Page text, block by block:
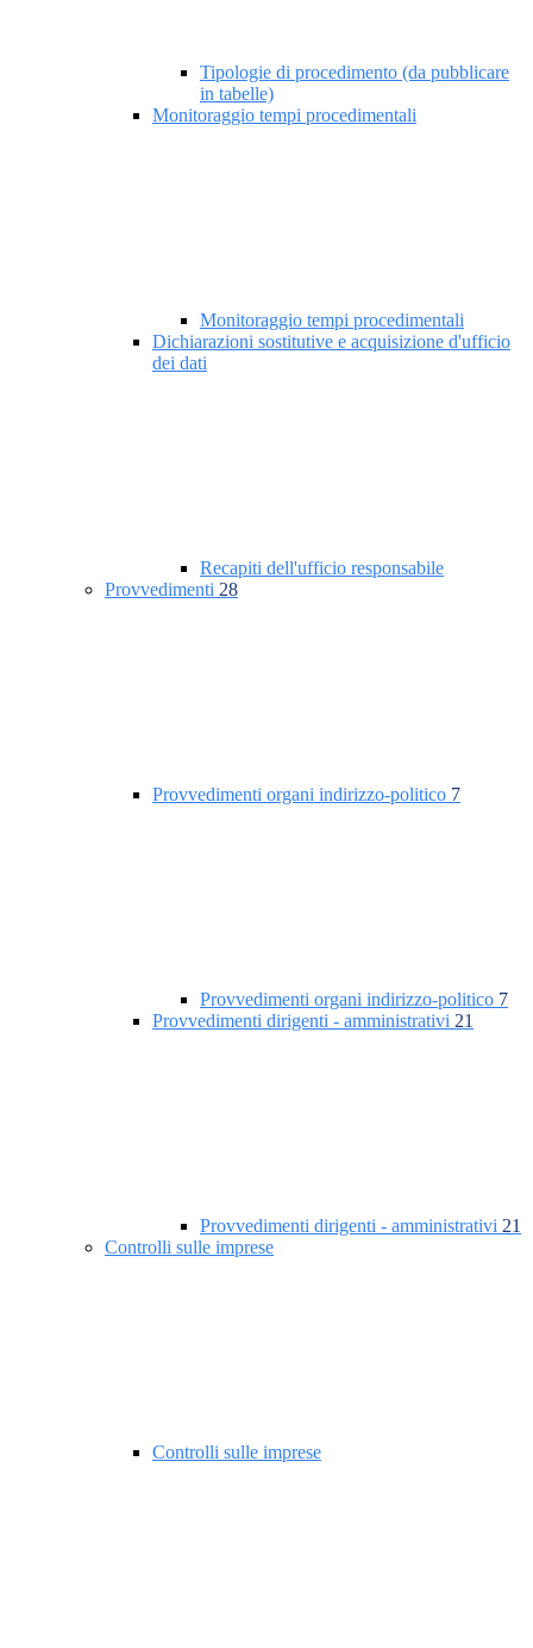
Tipologie di procedimento (da pubblicare
in tabelle)
Monitoraggio tempi procedimentali
Monitoraggio tempi procedimentali
Dichiarazioni sostitutive e acquisizione d'ufficio
dei dati
Recapiti dell'ufficio responsabile
Provvedimenti 28
Provvedimenti organi indirizzo-politico 7
Provvedimenti organi indirizzo-politico 7
Provvedimenti dirigenti - amministrativi 21
Provvedimenti dirigenti - amministrativi 21
Controlli sulle imprese
Controlli sulle imprese